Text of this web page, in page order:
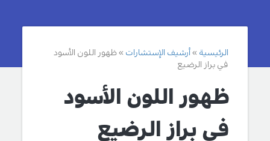
الرئيسية أرشيف الإستشارات
ظهور اللون الأسود
في براز الرضيع
ظهور اللون الأسود
في براز الرضيع